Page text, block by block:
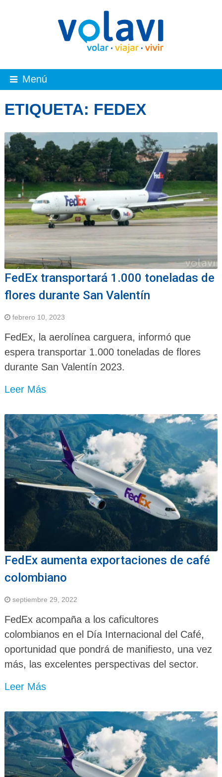
Menú
ETIQUETA: FEDEX
FedEx transportará 1.000 toneladas de
flores durante San Valentín
febrero 10, 2023
FedEx, la aerolínea carguera, informó que
espera transportar 1.000 toneladas de flores
durante San Valentín 2023.
Leer Más
FedEx aumenta exportaciones de café
colombiano
septiembre 29, 2022
FedEx acompaña a los caficultores
colombianos en el Día Internacional del Café,
oportunidad que pondrá de manifiesto, una vez
más, las excelentes perspectivas del sector.
Leer Más